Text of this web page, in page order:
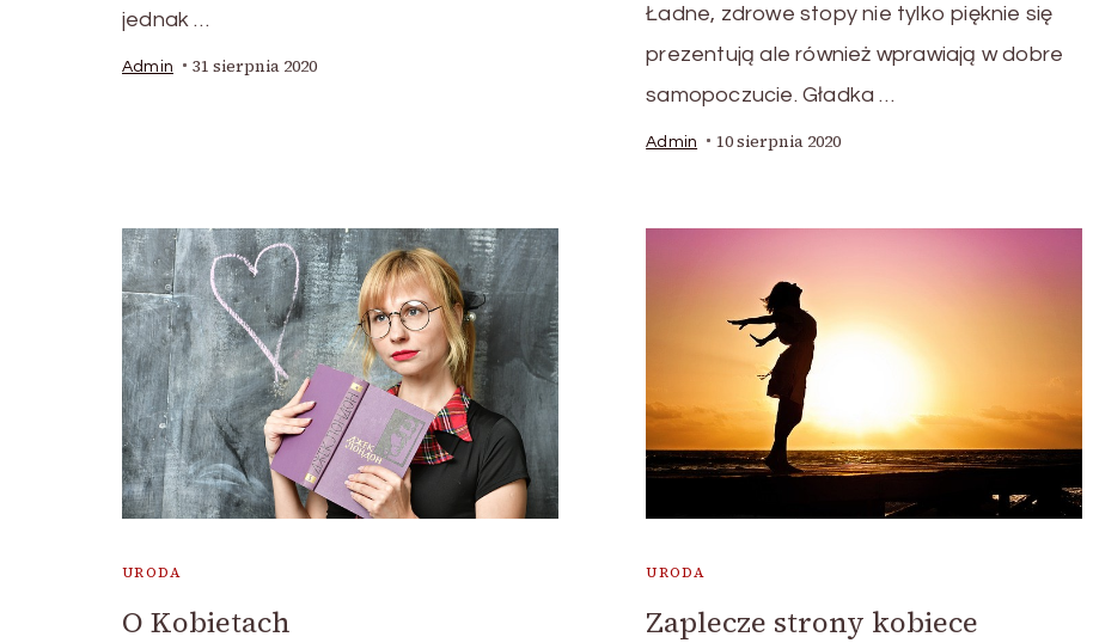
jednak …
Admin 31 sierpnia 2020
Ładne, zdrowe stopy nie tylko pięknie się
prezentują ale również wprawiają w dobre
samopoczucie. Gładka …
Admin 10 sierpnia 2020
URODA
O Kobietach
URODA
Zaplecze strony kobiece